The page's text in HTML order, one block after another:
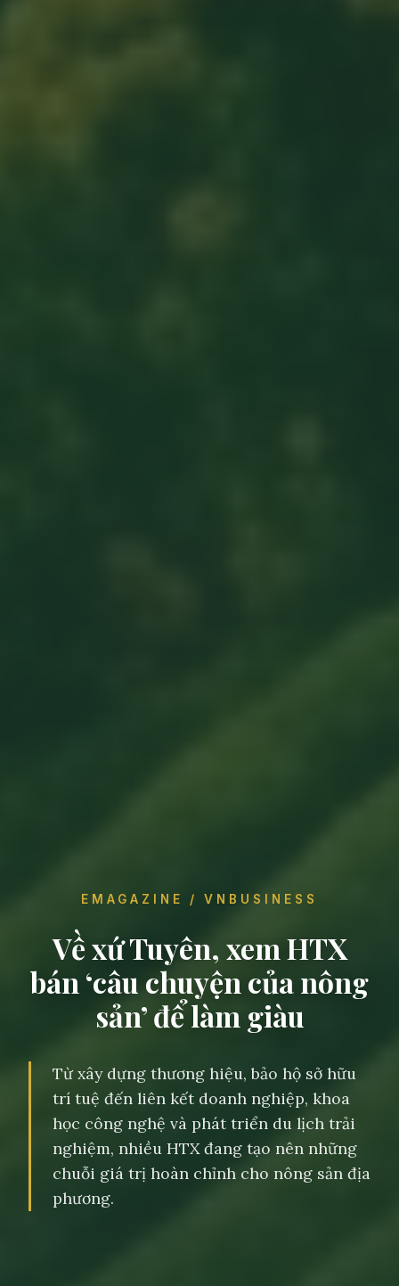
EMAGAZINE / VNBUSINESS
Về xứ Tuyên, xem HTX
bán ‘câu chuyện của nông
sản’ để làm giàu
Từ xây dựng thương hiệu, bảo hộ sở hữu
trí tuệ đến liên kết doanh nghiệp, khoa
học công nghệ và phát triển du lịch trải
nghiệm, nhiều HTX đang tạo nên những
chuỗi giá trị hoàn chỉnh cho nông sản địa
phương.